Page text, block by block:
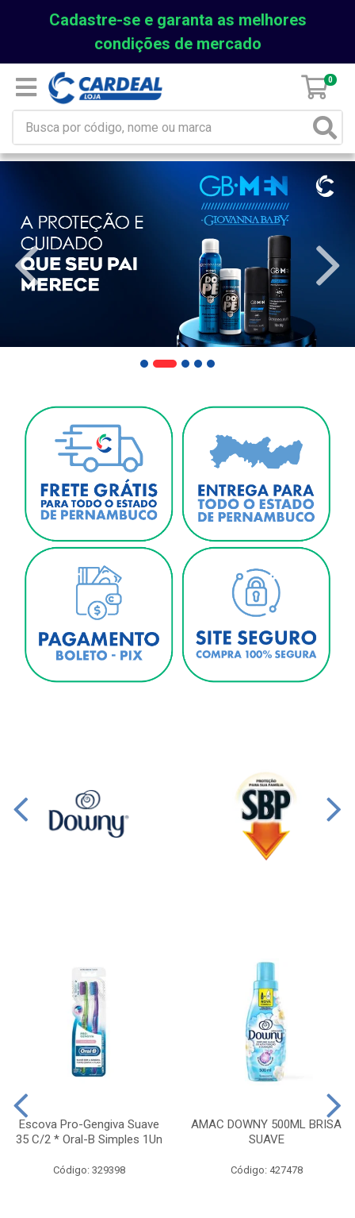
Cadastre-se e garanta as melhores
condições de mercado
0
Escova Pro-Gengiva Suave
35 C/2 * Oral-B Simples 1Un
Código: 329398
AMAC DOWNY 500ML BRISA
SUAVE
Código: 427478